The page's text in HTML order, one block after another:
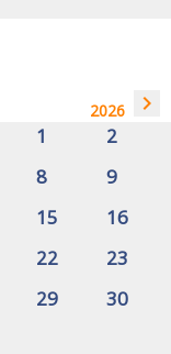
2026 navigate_next
1
2
8
9
15
16
22
23
29
30